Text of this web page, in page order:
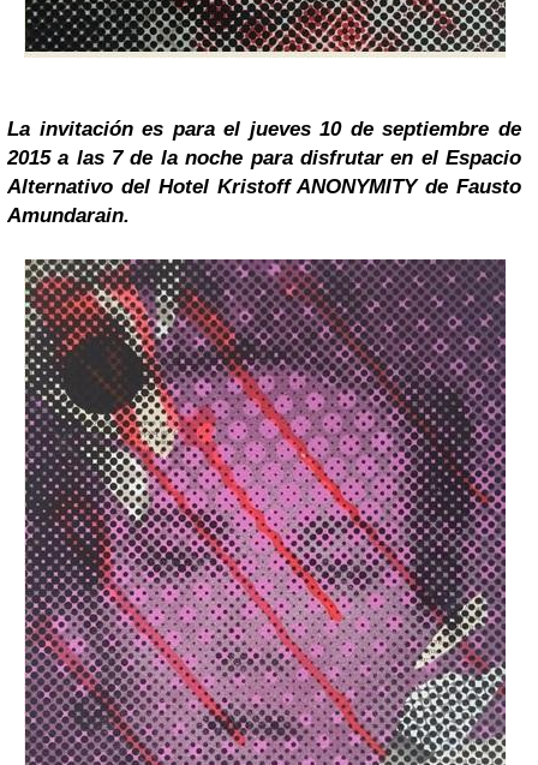
La invitación es para el jueves 10 de septiembre de
2015 a las 7 de la noche para disfrutar en el Espacio
Alternativo del Hotel Kristoff ANONYMITY de Fausto
Amundarain.